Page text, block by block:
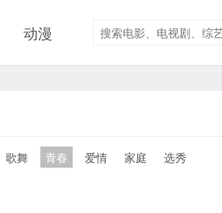
动漫
歌舞 青春 爱情 家庭
选秀